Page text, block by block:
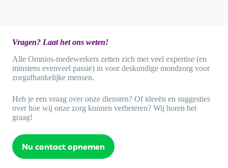
Vragen? Laat het ons weten!
Alle Omnios-medewerkers zetten zich met veel expertise (en
minstens evenveel passie) in voor deskundige mondzorg voor
zorgafhankelijke mensen.
Heb je een vraag over onze diensten? Of ideeën en suggesties
over hoe wij onze zorg kunnen verbeteren? Wij horen het
graag!
Nu contact opnemen